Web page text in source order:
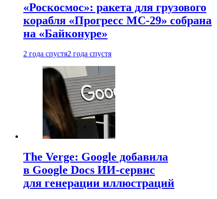
«Роскосмос»: ракета для грузового
корабля «Прогресс МС-29» собрана
на «Байконуре»
2 года спустя2 года спустя
The Verge: Google добавила
в Google Docs ИИ-сервис
для генерации иллюстраций